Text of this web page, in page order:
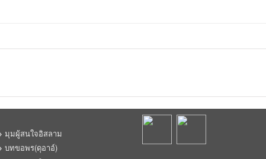
มุมผู้สนใจอิสลาม
บทขอพร(ดุอาอ์)